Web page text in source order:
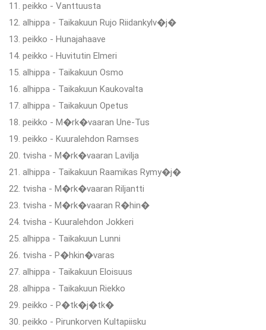
11. peikko - Vanttuusta
12. alhippa - Taikakuun Rujo Riidankylv�j�
13. peikko - Hunajahaave
14. peikko - Huvitutin Elmeri
15. alhippa - Taikakuun Osmo
16. alhippa - Taikakuun Kaukovalta
17. alhippa - Taikakuun Opetus
18. peikko - M�rk�vaaran Une-Tus
19. peikko - Kuuralehdon Ramses
20. tvisha - M�rk�vaaran Lavilja
21. alhippa - Taikakuun Raamikas Rymy�j�
22. tvisha - M�rk�vaaran Riljantti
23. tvisha - M�rk�vaaran R�hin�
24. tvisha - Kuuralehdon Jokkeri
25. alhippa - Taikakuun Lunni
26. tvisha - P�hkin�varas
27. alhippa - Taikakuun Eloisuus
28. alhippa - Taikakuun Riekko
29. peikko - P�tk�j�tk�
30. peikko - Pirunkorven Kultapiisku